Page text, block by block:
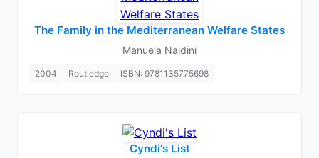
The Family in the Mediterranean Welfare States
Manuela Naldini
2004 Routledge ISBN: 9781135775698
Cyndi's List